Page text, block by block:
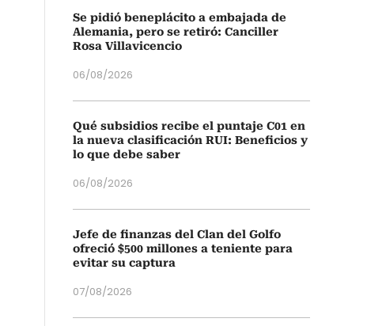
Se pidió beneplácito a embajada de
Alemania, pero se retiró: Canciller
Rosa Villavicencio
06/08/2026
Qué subsidios recibe el puntaje C01 en
la nueva clasificación RUI: Beneficios y
lo que debe saber
06/08/2026
Jefe de finanzas del Clan del Golfo
ofreció $500 millones a teniente para
evitar su captura
07/08/2026